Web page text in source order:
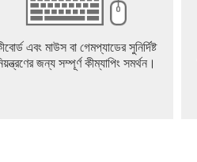
এবং মাউস বা গেমপ্যাডের সুনির্দিষ্ট
জন্য সম্পূর্ণ কীম্যাপিং সমর্থন।